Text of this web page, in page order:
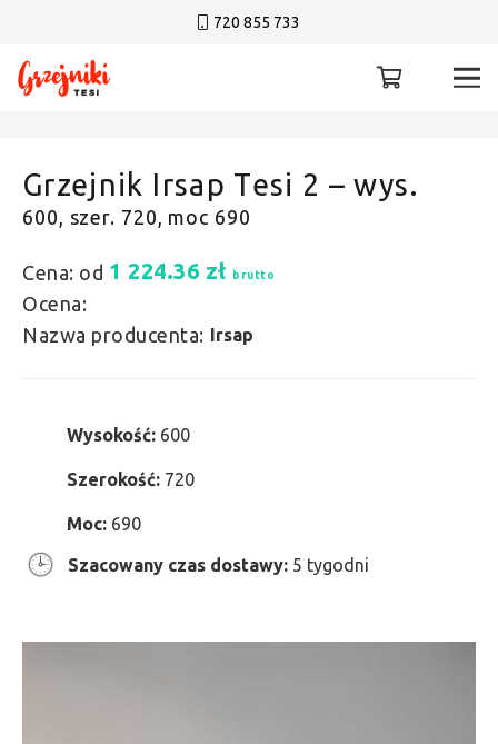
720 855 733
Grzejnik Irsap Tesi 2 – wys.
600, szer. 720, moc 690
Cena: od 1 224.36 zł brutto
Ocena:
Nazwa producenta: Irsap
Wysokość: 600
Szerokość: 720
Moc: 690
Szacowany czas dostawy: 5 tygodni